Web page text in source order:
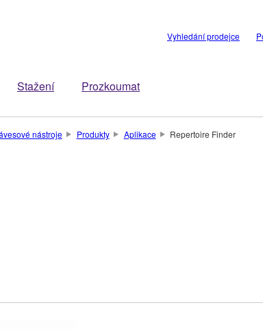
Stažení Prozkoumat
Vyhledání prodejce
nástroje Produkty Aplikace Repertoire Finder